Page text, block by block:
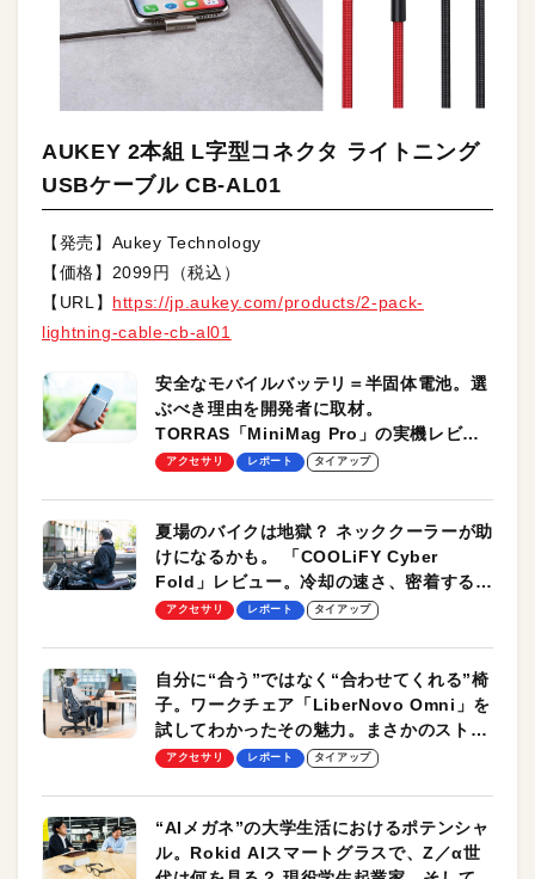
AUKEY 2本組 L字型コネクタ ライトニング
USBケーブル CB-AL01
【発売】Aukey Technology
【価格】2099円（税込）
【URL】 https://jp.aukey.com/products/2-pack-
lightning-cable-cb-al01
安全なモバイルバッテリ＝半固体電池。選
ぶべき理由を開発者に取材。
TORRAS「MiniMag Pro」の実機レビュ
ーも
アクセサリ レポート タイアップ
夏場のバイクは地獄？ ネッククーラーが助
けになるかも。 「COOLiFY Cyber
Fold」レビュー。冷却の速さ、密着する冷
却プレート、シンプルな操作性がグッド！
アクセサリ レポート タイアップ
自分に“合う”ではなく“合わせてくれる”椅
子。ワークチェア「LiberNovo Omni」を
試してわかったその魅力。まさかのストレ
ッチ機能も搭載
アクセサリ レポート タイアップ
“AIメガネ”の大学生活におけるポテンシャ
ル。Rokid AIスマートグラスで、Z／α世